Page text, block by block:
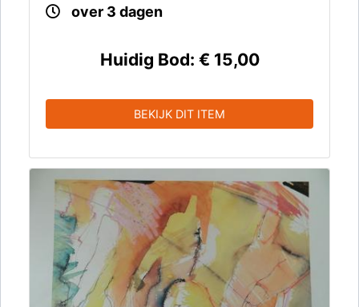
over 3 dagen
Huidig Bod: € 15,00
BEKIJK DIT ITEM